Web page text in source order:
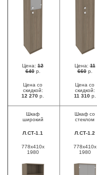
Цена: 12
640р.
Цена со
скидкой:
12 270 р.
Цена:11
660р.
Цена со
скидкой:
11 310 р.
Шкаф
широкий
Л.СТ-1.1
778x410x
1980
Шкаф со
стеклом
Л.СТ-1.2
778x410x
1980